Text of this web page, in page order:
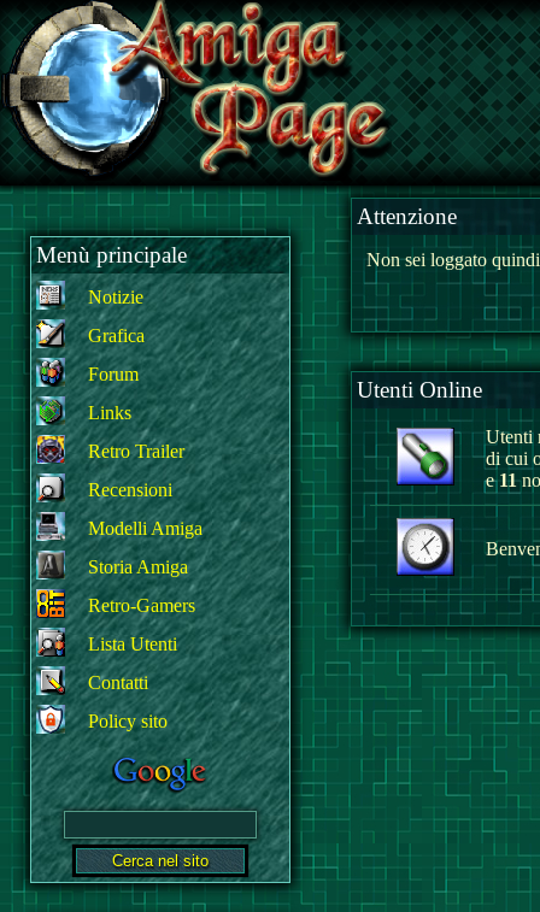
Menù principale
Notizie
Grafica
Forum
Links
Retro Trailer
Recensioni
Modelli Amiga
Storia Amiga
Retro-Gamers
Lista Utenti
Contatti
Policy sito
Attenzione
Non sei loggato
Utenti Online
Utenti
di cui
e11